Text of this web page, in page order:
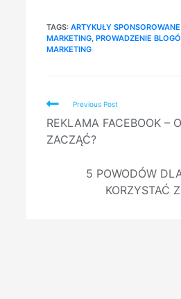
TAGS:ARTYKUŁY SPONSOROWANE
MARKETING, PROWADZENIE
MARKETING
Read
articles
Previous Post
REKLAMA FACEBOOK –
ZACZĄĆ?
5 POWODÓW
KORZYSTAĆ